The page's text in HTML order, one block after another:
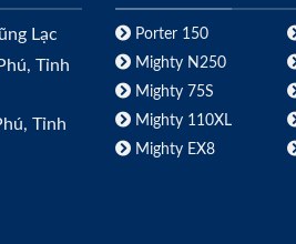
Lạc
Tỉnh
Tỉnh
Porter 150
Mighty N250
Mighty 75S
Mighty 110XL
Mighty EX8